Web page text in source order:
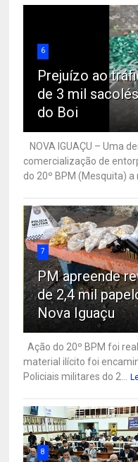
6
Prejuízo ao
de 3 mil
do Boi
NOVA IGUAÇU – Uma
comercialização de
do 20º BPM (Mesquita) a
7
PM apreende
de 2,4 mil
Nova Iguaçu
Ação do 20º BPM foi
material ilícito foi
Policiais militares do 2...
8